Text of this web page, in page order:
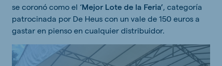
se coronó como el ‘Mejor Lote de la Feria’ , categoría
patrocinada por De Heus con un vale de 150 euros a
gastar en pienso en cualquier distribuidor.